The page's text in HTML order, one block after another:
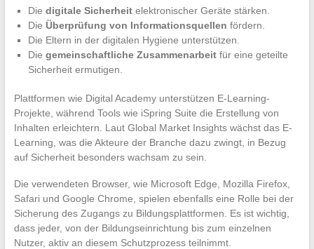
Die digitale Sicherheitelektronischer Geräte stärken.
Die Überprüfung von Informationsquellen fördern.
Die Eltern in der digitalen Hygiene unterstützen.
Die gemeinschaftliche Zusammenarbeitfür eine geteilte
Sicherheit ermutigen.
Plattformen wie Digital Academy unterstützen E-Learning-
Projekte, während Tools wie iSpring Suite die Erstellung von
Inhalten erleichtern. Laut Global Market Insights wächst das E-
Learning, was die Akteure der Branche dazu zwingt, in Bezug
auf Sicherheit besonders wachsam zu sein.
Die verwendeten Browser, wie Microsoft Edge, Mozilla Firefox,
Safari und Google Chrome, spielen ebenfalls eine Rolle bei der
Sicherung des Zugangs zu Bildungsplattformen. Es ist wichtig,
dass jeder, von der Bildungseinrichtung bis zum einzelnen
Nutzer, aktiv an diesem Schutzprozess teilnimmt.